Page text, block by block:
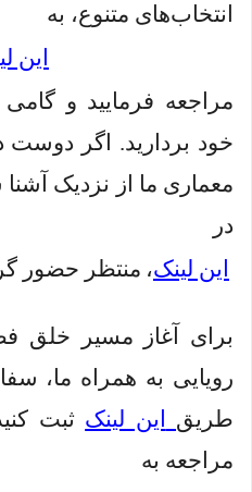
انتخاب‌های متنوع، به
این
مراجعه فرمایید و
خود بردارید. اگر دوست
معماری ما از نزدیک آشنا
در
این لینک، منتظر حضور
برای آغاز مسیر خلق
رویایی به همراه ما،
طریق
این لینک ثبت
مراجعه به